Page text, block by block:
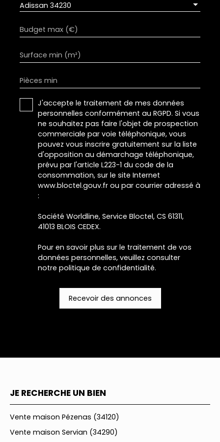
Adissan 34230
Budget max (€)
Surface min (m²)
Pièces min
J'accepte le traitement de mes données
personnelles conformément au RGPD. Si vous
ne souhaitez pas faire l'objet de prospection
commerciale par voie téléphonique, vous
pouvez vous inscrire gratuitement sur la liste
d'opposition au démarchage téléphonique,
prévu par l'article L223-1 du code de la
consommation, sur le site Internet
www.bloctel.gouv.fr ou par courrier adressé à
:
Société Worldline, Service Bloctel, CS 61311,
41013 BLOIS CEDEX.
Pour en savoir plus sur le traitement de vos
données personnelles, veuillez consulter
notre politique de confidentialité.
Recevoir des annonces
JE RECHERCHE UN BIEN
Vente maison Pézenas (34120)
Vente maison Servian (34290)